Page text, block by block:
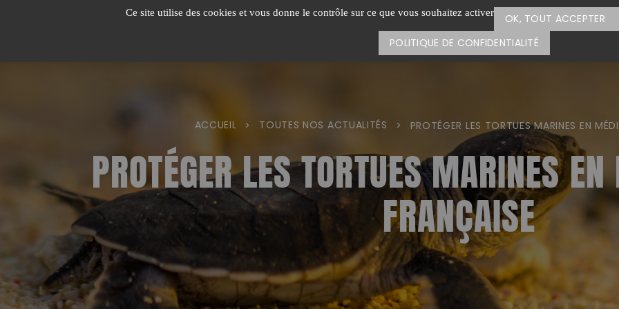
Ce site utilise des cookies et vous donne le contrôle sur ce que vous souhaitez activer OK, TOUT ACCEPTER
POLITIQUE DE CONFIDENTIALITÉ
ACCUEIL > TOUTES NOS ACTUALITÉS > PROTÉGER LES TORTUES MARINES EN
PROTÉGER LES TORTUES MARINES
FRANÇAISE